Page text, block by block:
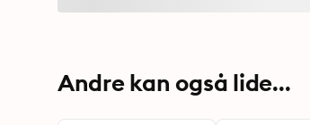
Andre kan også lide...